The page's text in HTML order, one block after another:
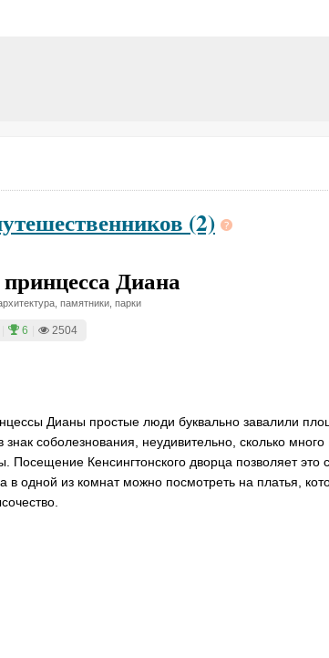
(2)
Диана
памятники, парки
6 2504
Дианы простые люди буквально завалили
соболезнования, неудивительно, сколько
Посещение Кенсингтонского дворца позволяет это
в одной из комнат можно посмотреть на платья,